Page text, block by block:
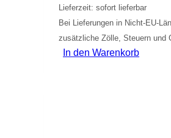
Lieferzeit: sofort lieferbar
Bei Lieferungen in Nicht-EU-
zusätzliche Zölle, Steuern und
In den Warenkorb